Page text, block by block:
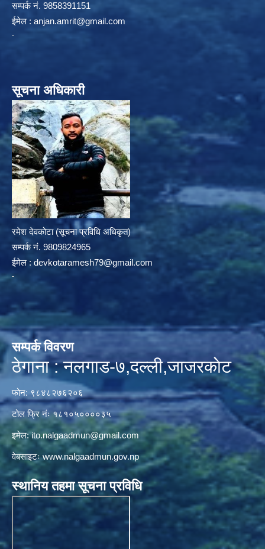
सम्पर्क न‌ं. 9858391151
ईमेल : anjan.amrit@gmail.com
सूचना अधिकारी
रमेश देवकोटा (सूचना प्रविधि अधिकृत)
सम्पर्क न‌ं. 9809824965
ईमेल : devkotaramesh79@gmail.com
सम्पर्क विवरण
ठेगाना : नलगाड-७,दल्ली,जाजरकाेट
फोन: ९८४८२७६२०६
टोल फ्रि नंः १८१०५००००३५
इमेल:ito.nalgaadmun@gmail.com
वेबसाइटःwww.nalgaadmun.gov.np
स्थानिय तहमा सूचना प्रविधि